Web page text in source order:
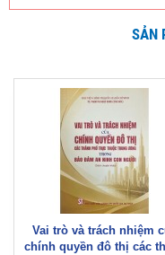
SẢN
Vai trò và trách nhiệm
chính quyền đô thị các